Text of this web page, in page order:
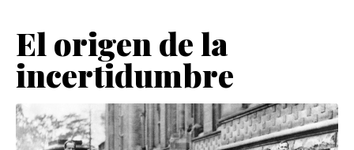
El origen de la
incertidumbre